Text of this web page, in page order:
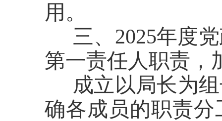
用。
三、 2025年度
第一责任人职责 ，
成立以局长为
确各成员的职责